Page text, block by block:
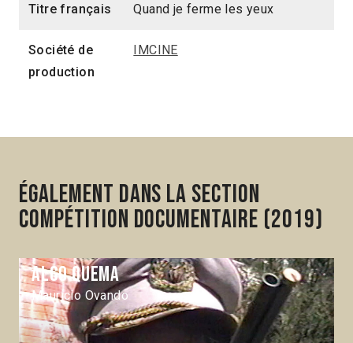
Titre français Quand je ferme les yeux
Société de
production
IMCINE
Également dans la section
Compétition Documentaire (2019)
Algo quema
Mauricio Ovando